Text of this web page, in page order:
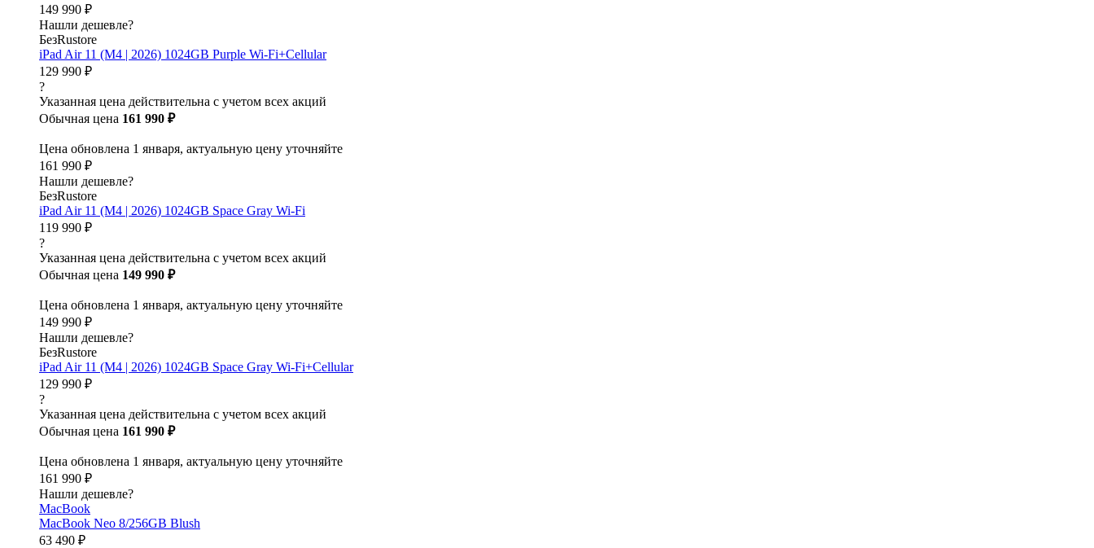
149 990 ₽
Нашли дешевле?
БезRustore
iPad Air 11 (M4 | 2026) 1024GB Purple Wi-Fi+Cellular
129 990 ₽
?
Указанная цена действительна с учетом всех акций
Обычная цена 161 990 ₽
Цена обновлена 1 января, актуальную цену уточняйте
161 990 ₽
Нашли дешевле?
БезRustore
iPad Air 11 (M4 | 2026) 1024GB Space Gray Wi-Fi
119 990 ₽
?
Указанная цена действительна с учетом всех акций
Обычная цена 149 990 ₽
Цена обновлена 1 января, актуальную цену уточняйте
149 990 ₽
Нашли дешевле?
БезRustore
iPad Air 11 (M4 | 2026) 1024GB Space Gray Wi-Fi+Cellular
129 990 ₽
?
Указанная цена действительна с учетом всех акций
Обычная цена 161 990 ₽
Цена обновлена 1 января, актуальную цену уточняйте
161 990 ₽
Нашли дешевле?
MacBook
MacBook Neo 8/256GB Blush
63 490 ₽